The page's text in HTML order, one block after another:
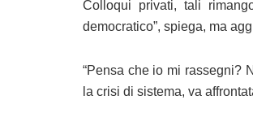
Colloqui privati, tali
democratico”, spiega, ma
“Pensa che io mi rassegni?
la crisi di sistema, va